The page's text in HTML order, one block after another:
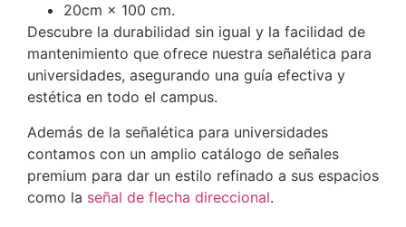
20cm × 100 cm.
Descubre la durabilidad sin igual y la facilidad de
mantenimiento que ofrece nuestra señalética para
universidades, asegurando una guía efectiva y
estética en todo el campus.
Además de la señalética para universidades
contamos con un amplio catálogo de señales
premium para dar un estilo refinado a sus espacios
como la señal de flecha direccional.